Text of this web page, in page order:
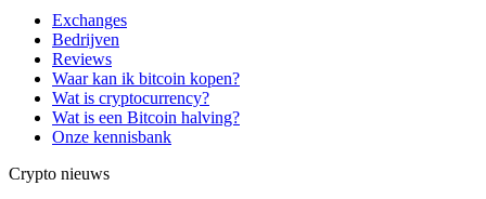
Exchanges
Bedrijven
Reviews
Waar kan ik bitcoin kopen?
Wat is cryptocurrency?
Wat is een Bitcoin halving?
Onze kennisbank
Crypto nieuws